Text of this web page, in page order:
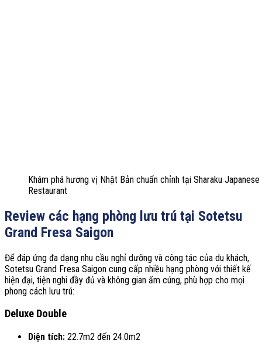
Khám phá hương vị Nhật Bản chuẩn chỉnh tại Sharaku Japanese
Restaurant
Review các hạng phòng lưu trú tại Sotetsu
Grand Fresa Saigon
Để đáp ứng đa dạng nhu cầu nghỉ dưỡng và công tác của du khách,
Sotetsu Grand Fresa Saigon cung cấp nhiều hạng phòng với thiết kế
hiện đại, tiện nghi đầy đủ và không gian ấm cúng, phù hợp cho mọi
phong cách lưu trú:
Deluxe Double
Diện tích: 22.7m2 đến 24.0m2